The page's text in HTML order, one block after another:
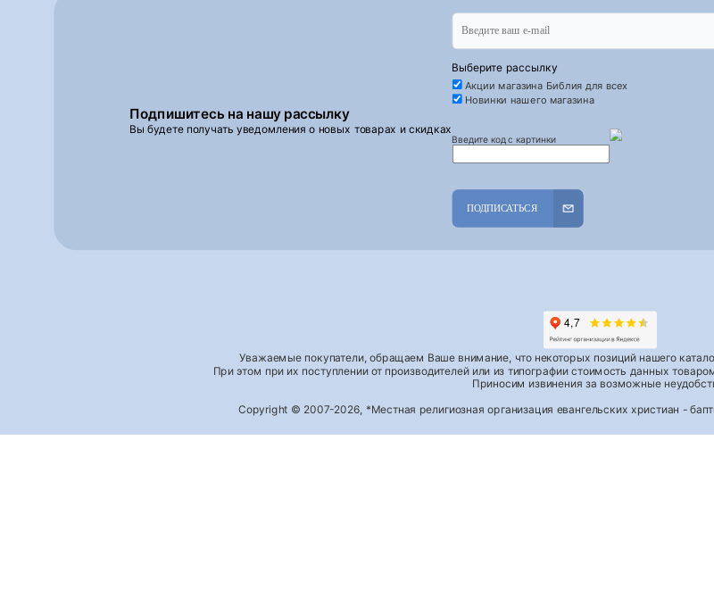
Подпишитесь на нашу рассылку
Вы будете получать уведомления о новых товарах и скидках
Выберите рассылку
Акции магазина Библия для всех
Новинки нашего магазина
Введите код с картинки
ПОДПИСАТЬСЯ
Уважаемые покупатели, обращаем Ваше внимание, что некоторых позиций нашего
При этом при их поступлении от производителей или из типографии стоимость данных
Приносим извинения за возможные
Copyright © 2007-2026, *Местная религиозная организация евангельских христиан -